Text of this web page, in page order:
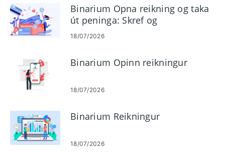
Binarium Opna reikning og taka
út peninga: Skref og
útborgunarreglur
18/07/2026
Binarium Opinn reikningur
18/07/2026
Binarium Reikningur
18/07/2026